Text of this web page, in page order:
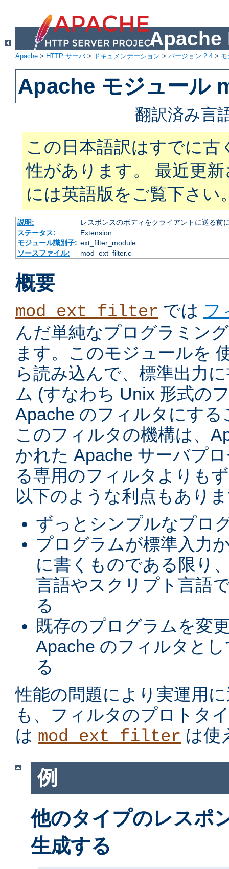
Apache
Apache > HTTP サーバ> ドキュメンテーション > バージョン 2.4 >
Apache モジュール
翻訳済み言
この日本語訳はすでに古
性があります。 最近更
には英語版をご覧下さい
説明:
レスポンスのボディをクライアントに送る前
ステータス:
Extension
モジュール識別子: ext_filter_module
ソースファイル:
mod_ext_filter.c
概要
mod_ext_filter では フ
んだ単純なプログラミン
ます。このモジュールを
ら読み込んで、標準出力
ム (すなわち Unix 形式の
Apache のフィルタにす
このフィルタの機構は、
かれた Apache サーバプ
る専用のフィルタよりも
以下のような利点もあり
ずっとシンプルなプロ
プログラムが標準入力
に書くものである限り
言語やスクリプト言語
る
既存のプログラムを変
Apache のフィルタと
る
性能の問題により実運用
も、フィルタのプロトタ
は mod_ext_filter は使
例
他のタイプのレスポ
生成する